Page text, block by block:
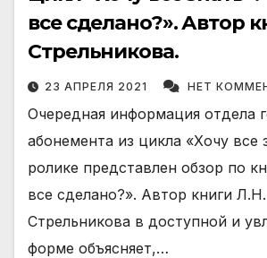
все сделано?». Автор
Стрельникова.
23 АПРЕЛЯ 2021 НЕТ
Очередная информация отдела
абонемента из цикла «Хочу все
ролике представлен обзор по
все сделано?». Автор книги Л.Н.
Стрельникова в доступной и
форме объясняет,…